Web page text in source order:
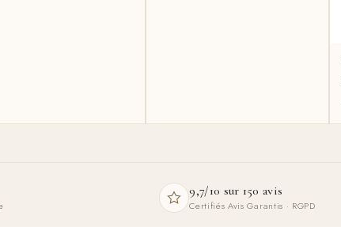
9,7/10 sur 150 avis
Certifiés Avis Garantis · RGPD